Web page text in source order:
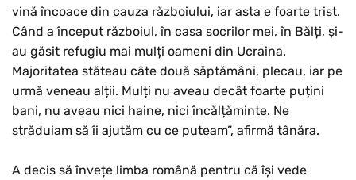
vină încoace din cauza războiului, iar asta e foarte trist.
Când a început războiul, în casa socrilor mei, în Bălți, și-
au găsit refugiu mai mulți oameni din Ucraina.
Majoritatea stăteau câte două săptămâni, plecau, iar pe
urmă veneau alții. Mulți nu aveau decât foarte puțini
bani, nu aveau nici haine, nici încălțăminte. Ne
străduiam să îi ajutăm cu ce puteam”, afirmă tânăra.
A decis să învețe limba română pentru că își vede